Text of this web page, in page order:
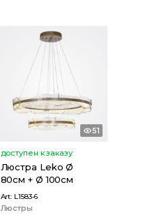
51
доступен к заказу
Люстра Leko Ø
80см + Ø 100см
Art: L1583-6
Люстры